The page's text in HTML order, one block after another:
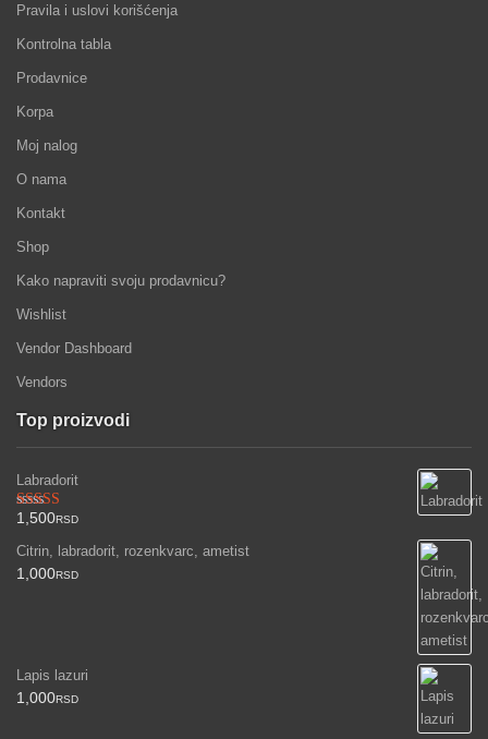
Pravila i uslovi korišćenja
Kontrolna tabla
Prodavnice
Korpa
Moj nalog
O nama
Kontakt
Shop
Kako napraviti svoju prodavnicu?
Wishlist
Vendor Dashboard
Vendors
Top proizvodi
Labradorit
Ocenjeno
od 5
1,500RSD
Citrin, labradorit, rozenkvarc, ametist
1,000RSD
Lapis lazuri
1,000RSD